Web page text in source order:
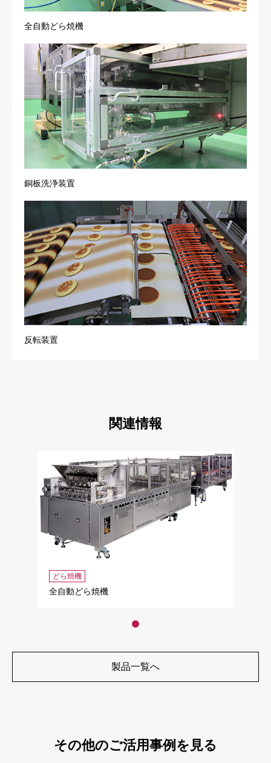
全自動どら焼機
銅板洗浄装置
反転装置
関連情報
どら焼機
全自動どら焼機
製品一覧へ
その他のご活用事例を見る